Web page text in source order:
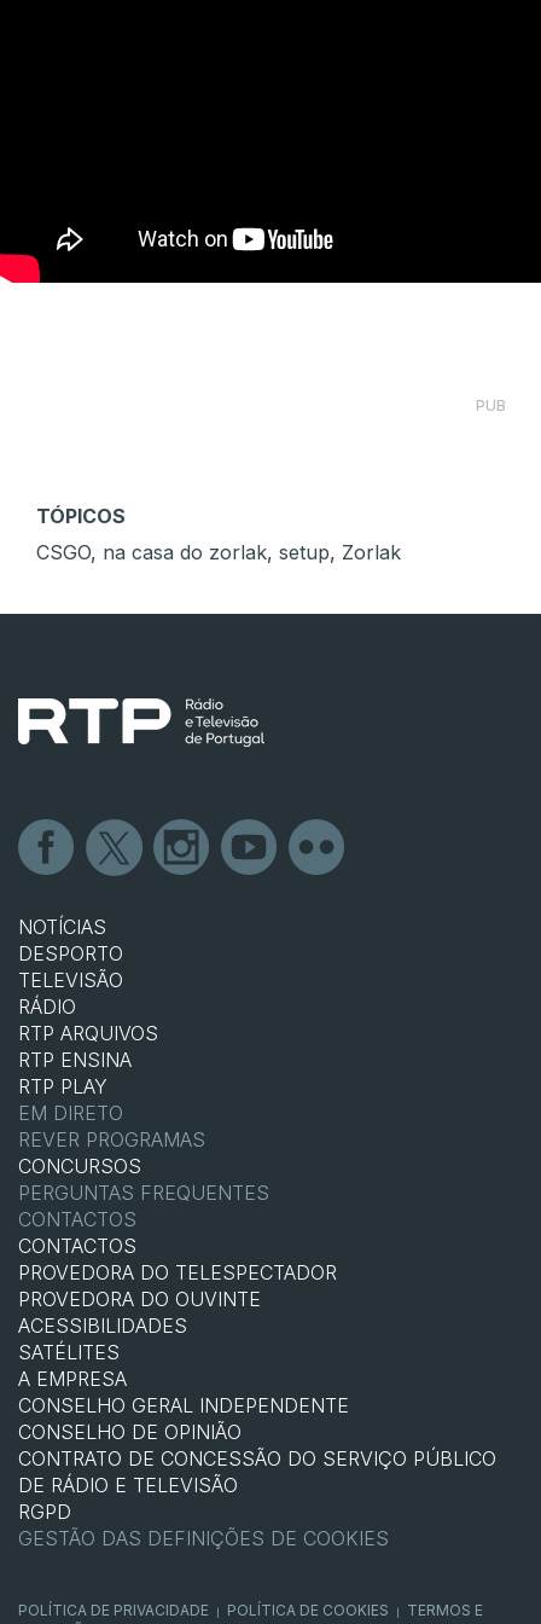
PUB
TÓPICOS
CSGO, na casa do zorlak, setup, Zorlak
NOTÍCIAS
DESPORTO
TELEVISÃO
RÁDIO
RTP ARQUIVOS
RTP ENSINA
RTP PLAY
EM DIRETO
REVER PROGRAMAS
CONCURSOS
PERGUNTAS FREQUENTES
CONTACTOS
CONTACTOS
PROVEDORA DO TELESPECTADOR
PROVEDORA DO OUVINTE
ACESSIBILIDADES
SATÉLITES
A EMPRESA
CONSELHO GERAL INDEPENDENTE
CONSELHO DE OPINIÃO
CONTRATO DE CONCESSÃO DO SERVIÇO PÚBLICO
DE RÁDIO E TELEVISÃO
RGPD
GESTÃO DAS DEFINIÇÕES DE COOKIES
POLÍTICA DE PRIVACIDADE | POLÍTICA DE COOKIES |
TERMOS E